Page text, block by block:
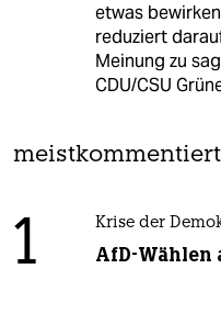
etwas
reduziert
Meinung zu
CDU/CSU
meistkommentiert
1 Krise der
AfD-Wählen